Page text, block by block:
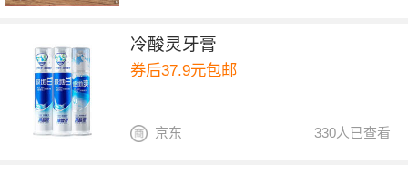
冷酸灵牙膏
券后37.9元包邮
330人已查看
京东